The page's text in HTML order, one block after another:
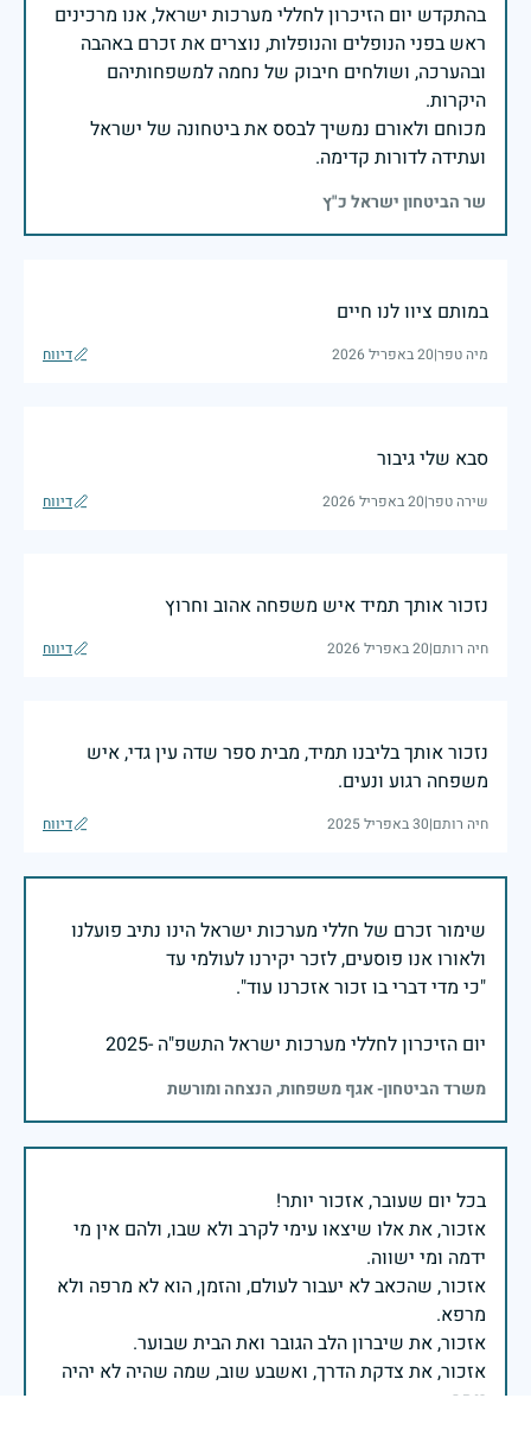
בהתקדש יום הזיכרון לחללי מערכות ישראל, אנו מרכינים
ראש בפני הנופלים והנופלות, נוצרים את זכרם באהבה
ובהערכה, ושולחים חיבוק של נחמה למשפחותיהם
מכוחם ולאורם נמשיך לבסס את ביטחונה של ישראל
ועתידה לדורות קדימה.
שר הביטחון ישראל כ"ץ
במותם ציוו לנו חיים
מיה טפר|20 באפריל 2026 דיווח
סבא שלי גיבור
שירה טפר|20 באפריל 2026 דיווח
נזכור אותך תמיד איש משפחה אהוב וחרוץ
חיה רותם|20 באפריל 2026 דיווח
נזכור אותך בליבנו תמיד, מבית ספר שדה עין גדי, איש
משפחה רגוע ונעים.
חיה רותם|30 באפריל 2025 דיווח
שימור זכרם של חללי מערכות ישראל הינו נתיב פועלנו
יום הזיכרון לחללי מערכות ישראל התשפ"ה -2025
משרד הביטחון- אגף משפחות, הנצחה ומורשת
אזכור, את אלו שיצאו עימי לקרב ולא שבו, ולהם אין מי
אזכור, שהכאב לא יעבור לעולם, והזמן, הוא לא מרפה ולא
אזכור, את צדקת הדרך, ואשבע שוב, שמה שהיה לא יהיה